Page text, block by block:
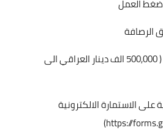
ملاحظة / الراتب يتراوح من ( 500,000 الف دينار العراقي الى
على الاستمارة الالكترونية